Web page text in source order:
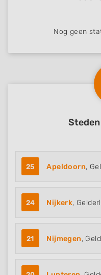
Nog geen
25 Apeldoorn,
24 Nijkerk,
21 Nijmegen,